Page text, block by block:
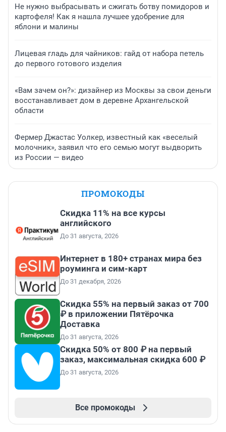
Не нужно выбрасывать и сжигать ботву помидоров и
картофеля! Как я нашла лучшее удобрение для
яблони и малины
Лицевая гладь для чайников: гайд от набора петель
до первого готового изделия
«Вам зачем он?»: дизайнер из Москвы за свои деньги
восстанавливает дом в деревне Архангельской
области
Фермер Джастас Уолкер, известный как «веселый
молочник», заявил что его семью могут выдворить
из России — видео
ПРОМОКОДЫ
Скидка 11% на все курсы
английского
До 31 августа, 2026
Интернет в 180+ странах мира без
роуминга и сим-карт
До 31 декабря, 2026
Скидка 55% на первый заказ от 700
₽ в приложении Пятёрочка
Доставка
До 31 августа, 2026
Скидка 50% от 800 ₽ на первый
заказ, максимальная скидка 600 ₽
До 31 августа, 2026
Все промокоды